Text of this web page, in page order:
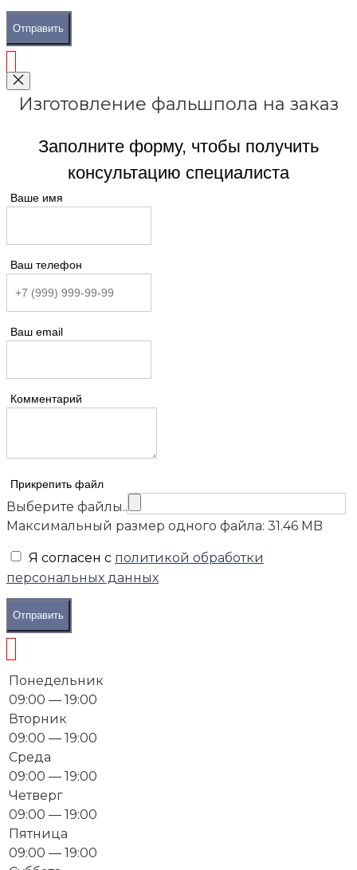
Отправить
Изготовление фальшпола на заказ
Заполните форму, чтобы получить
консультацию специалиста
Ваше имя
Ваш телефон
Ваш email
Комментарий
Прикрепить файл
Выберите файлы..
Максимальный размер одного файла: 31.46 MB
Я согласен с политикой обработки
персональных данных
Отправить
Понедельник
09:00 — 19:00
Вторник
09:00 — 19:00
Среда
09:00 — 19:00
Четверг
09:00 — 19:00
Пятница
09:00 — 19:00